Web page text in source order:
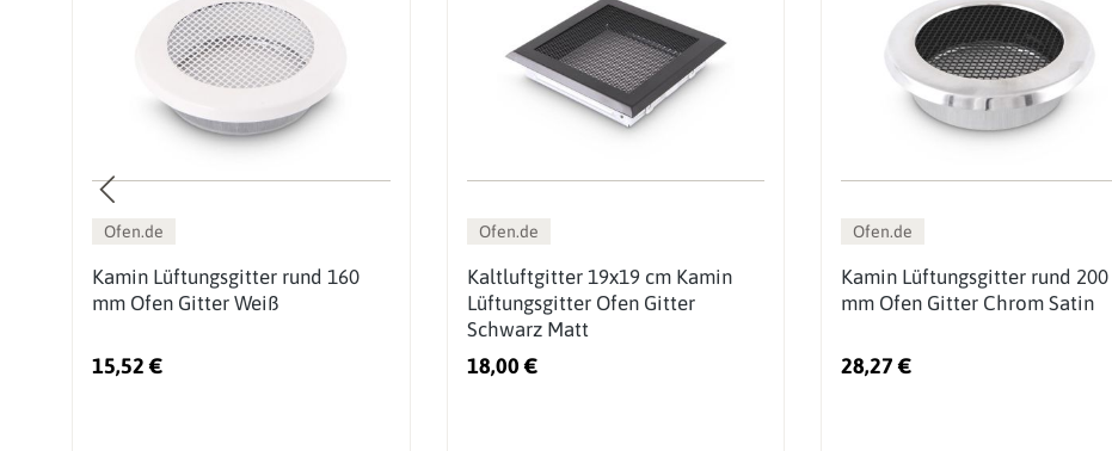
Ofen.de
Kamin Lüftungsgitter rund 160
mm Ofen Gitter Weiß
15,52 €
Ofen.de
Kaltluftgitter 19x19 cm Kamin
Lüftungsgitter Ofen Gitter
Schwarz Matt
18,00 €
Ofen.de
Kamin Lüftungsgitter rund 200
mm Ofen Gitter Chrom Satin
28,27 €